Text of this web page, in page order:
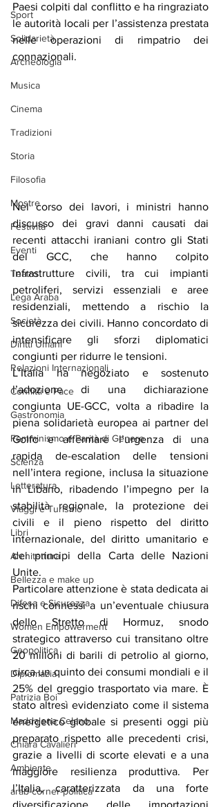
Sport
Solidarietà
Archeologia
Musica
Cinema
Tradizioni
Storia
Filosofia
Mostre
Festività
Eventi
Teatro
Lega Araba
Società
Diritti Umani
Relazioni Internazionali
Conflitti e Pace
Gastronomia
Femminismo e Parità di Genere
Scienza
Letteratura
Viaggi e Turismo
Libri
Architettura
Bellezza e make up
Difesa e Sicurezza
Women Empowerment
Geopolitica
Diplomazia
Patrizia Boi
Maddalena Celano
Chiara Cavalieri
Ambiente
arab-corner-politica
Paesi colpiti dal conflitto e ha ringraziato
le autorità locali per l’assistenza prestata
nelle operazioni di rimpatrio dei
connazionali.
Nel corso dei lavori, i ministri hanno
discusso dei gravi danni causati dai
recenti attacchi iraniani contro gli Stati
del GCC, che hanno colpito
infrastrutture civili, tra cui impianti
petroliferi, servizi essenziali e aree
residenziali, mettendo a rischio la
sicurezza dei civili. Hanno concordato di
intensificare gli sforzi diplomatici
congiunti per ridurre le tensioni.
L’Italia ha negoziato e sostenuto
l’adozione di una dichiarazione
congiunta UE-GCC, volta a ribadire la
piena solidarietà europea ai partner del
Golfo e affermare l’urgenza di una
rapida de-escalation delle tensioni
nell’intera regione, inclusa la situazione
in Libano, ribadendo l’impegno per la
stabilità regionale, la protezione dei
civili e il pieno rispetto del diritto
internazionale, del diritto umanitario e
dei principi della Carta delle Nazioni
Unite.
Particolare attenzione è stata dedicata ai
rischi connessi a un’eventuale chiusura
dello Stretto di Hormuz, snodo
strategico attraverso cui transitano oltre
20 milioni di barili di petrolio al giorno,
circa un quinto dei consumi mondiali e il
25% del greggio trasportato via mare. È
stato altresì evidenziato come il sistema
energetico globale si presenti oggi più
preparato rispetto alle precedenti crisi,
grazie a livelli di scorte elevati e a una
maggiore resilienza produttiva. Per
l’Italia, caratterizzata da una forte